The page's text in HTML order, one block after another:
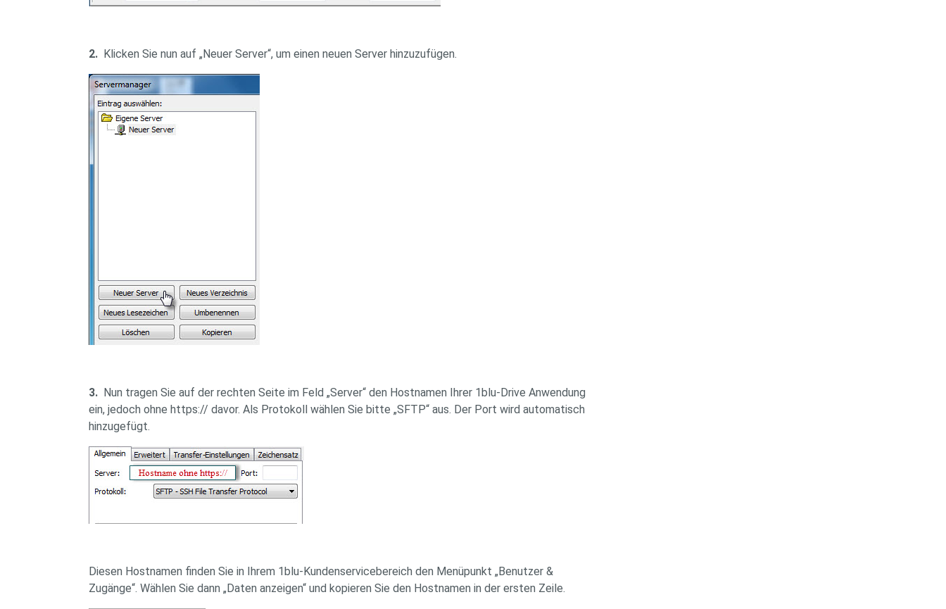
2. Klicken Sie nun auf „Neuer Server“, um einen neuen Server hinzuzufügen.
3. Nun tragen Sie auf der rechten Seite im Feld „Server“ den Hostnamen Ihrer 1blu-Drive Anwendung
ein, jedoch ohne https:// davor. Als Protokoll wählen Sie bitte „SFTP“ aus. Der Port wird automatisch
hinzugefügt.
Diesen Hostnamen finden Sie in Ihrem 1blu-Kundenservicebereich den Menüpunkt „Benutzer &
Zugänge“. Wählen Sie dann „Daten anzeigen“ und kopieren Sie den Hostnamen in der ersten Zeile.